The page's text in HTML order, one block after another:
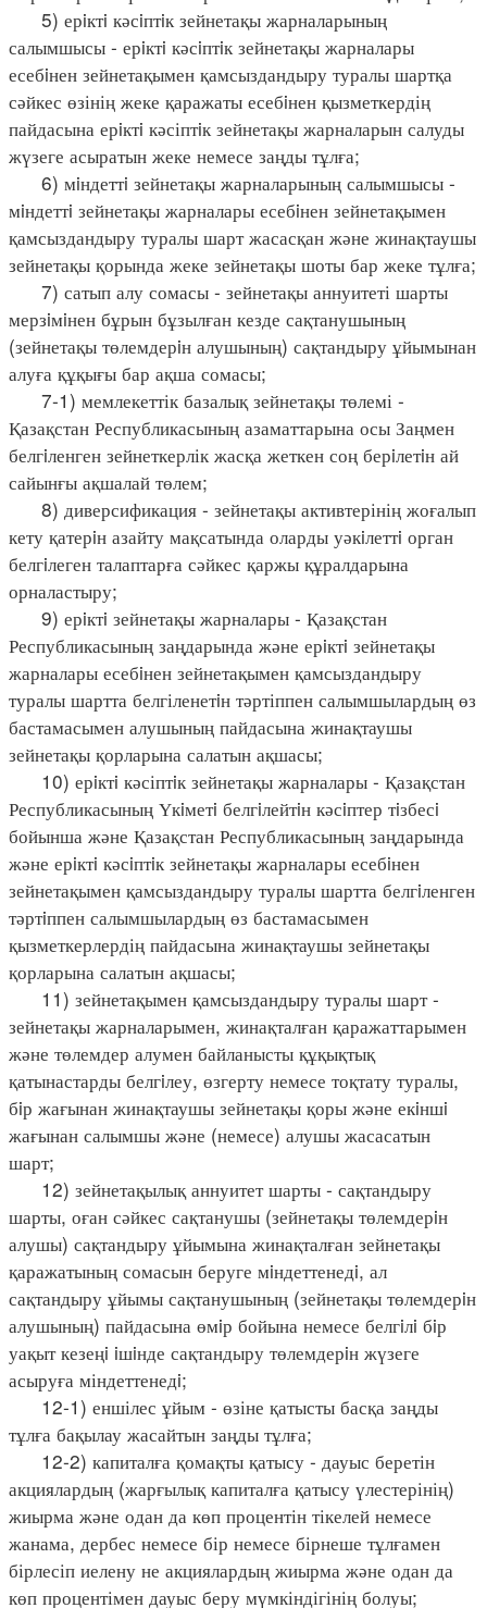
5) ерiктi кәсiптiк зейнетақы жарналарының
салымшысы - ерiктi кәсiптiк зейнетақы жарналары
есебiнен зейнетақымен қамсыздандыру туралы шартқа
сәйкес өзінің жеке қаражаты есебiнен қызметкердің
пайдасына ерiктi кәсіптiк зейнетақы жарналарын салуды
жүзеге асыратын жеке немесе заңды тұлға;
6) мiндеттi зейнетақы жарналарының салымшысы -
мiндеттi зейнетақы жарналары есебiнен зейнетақымен
қамсыздандыру туралы шарт жасасқан және жинақтаушы
зейнетақы қорында жеке зейнетақы шоты бар жеке тұлға;
7) сатып алу сомасы - зейнетақы аннуитеті шарты
мерзiмiнен бұрын бұзылған кезде сақтанушының
(зейнетақы төлемдерiн алушының) сақтандыру ұйымынан
алуға құқығы бар ақша сомасы;
7-1) мемлекеттік базалық зейнетақы төлемі -
Қазақстан Республикасының азаматтарына осы Заңмен
белгiленген зейнеткерлік жасқа жеткен соң берiлетiн ай
сайынғы ақшалай төлем;
8) диверсификация - зейнетақы активтерінің жоғалып
кету қатерiн азайту мақсатында оларды уәкiлеттi орган
белгiлеген талаптарға сәйкес қаржы құралдарына
орналастыру;
9) ерiктi зейнетақы жарналары - Қазақстан
Республикасының заңдарында және ерiктi зейнетақы
жарналары есебiнен зейнетақымен қамсыздандыру
туралы шартта белгіленетiн тәртіппен салымшылардың өз
бастамасымен алушының пайдасына жинақтаушы
зейнетақы қорларына салатын ақшасы;
10) ерiктi кәсіптiк зейнетақы жарналары - Қазақстан
Республикасының Үкiметi белгiлейтiн кәсiптер тiзбесi
бойынша және Қазақстан Республикасының заңдарында
және ерiктi кәсiптiк зейнетақы жарналары есебiнен
зейнетақымен қамсыздандыру туралы шартта белгiленген
тәртiппен салымшылардың өз бастамасымен
қызметкерлердің пайдасына жинақтаушы зейнетақы
қорларына салатын ақшасы;
11) зейнетақымен қамсыздандыру туралы шарт -
зейнетақы жарналарымен, жинақталған қаражаттарымен
және төлемдер алумен байланысты құқықтық
қатынастарды белгiлеу, өзгерту немесе тоқтату туралы,
бiр жағынан жинақтаушы зейнетақы қоры және екiншi
жағынан салымшы және (немесе) алушы жасасатын
шарт;
12) зейнетақылық аннуитет шарты - сақтандыру
шарты, оған сәйкес сақтанушы (зейнетақы төлемдерiн
алушы) сақтандыру ұйымына жинақталған зейнетақы
қаражатының сомасын беруге мiндеттенедi, ал
сақтандыру ұйымы сақтанушының (зейнетақы төлемдерiн
алушының) пайдасына өмiр бойына немесе белгiлi бiр
уақыт кезеңi iшiнде сақтандыру төлемдерiн жүзеге
асыруға міндеттенедi;
12-1) еншілес ұйым - өзіне қатысты басқа заңды
тұлға бақылау жасайтын заңды тұлға;
12-2) капиталға қомақты қатысу - дауыс беретін
акциялардың (жарғылық капиталға қатысу үлестерінің)
жиырма және одан да көп процентін тікелей немесе
жанама, дербес немесе бір немесе бірнеше тұлғамен
бірлесіп иелену не акциялардың жиырма және одан да
көп процентімен дауыс беру мүмкіндігінің болуы;